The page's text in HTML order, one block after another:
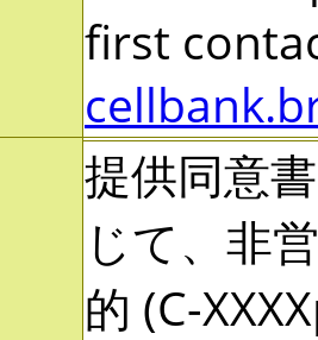
first
提供同意
じて、非
的 (C-